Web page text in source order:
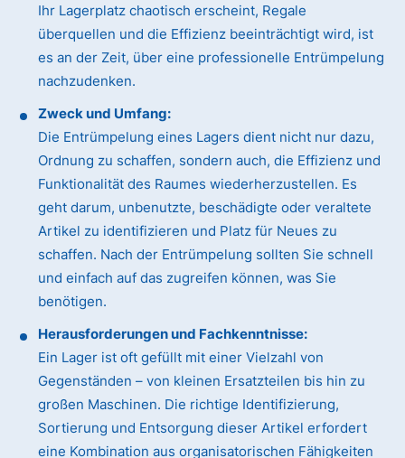
Ihr Lagerplatz chaotisch erscheint, Regale
überquellen und die Effizienz beeinträchtigt wird, ist
es an der Zeit, über eine professionelle Entrümpelung
nachzudenken.
Zweck und Umfang:
Die Entrümpelung eines Lagers dient nicht nur dazu,
Ordnung zu schaffen, sondern auch, die Effizienz und
Funktionalität des Raumes wiederherzustellen. Es
geht darum, unbenutzte, beschädigte oder veraltete
Artikel zu identifizieren und Platz für Neues zu
schaffen. Nach der Entrümpelung sollten Sie schnell
und einfach auf das zugreifen können, was Sie
benötigen.
Herausforderungen und Fachkenntnisse:
Ein Lager ist oft gefüllt mit einer Vielzahl von
Gegenständen – von kleinen Ersatzteilen bis hin zu
großen Maschinen. Die richtige Identifizierung,
Sortierung und Entsorgung dieser Artikel erfordert
eine Kombination aus organisatorischen Fähigkeiten